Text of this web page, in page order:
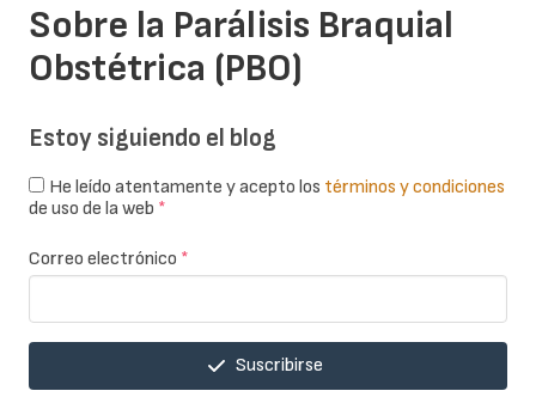
Sobre la Parálisis Braquial
Obstétrica (PBO)
Estoy siguiendo el blog
He leído atentamente y acepto los términos y condiciones
de uso de la web *
Correo electrónico *
Suscribirse